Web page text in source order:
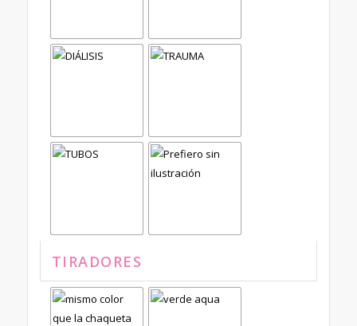
TIRADORES